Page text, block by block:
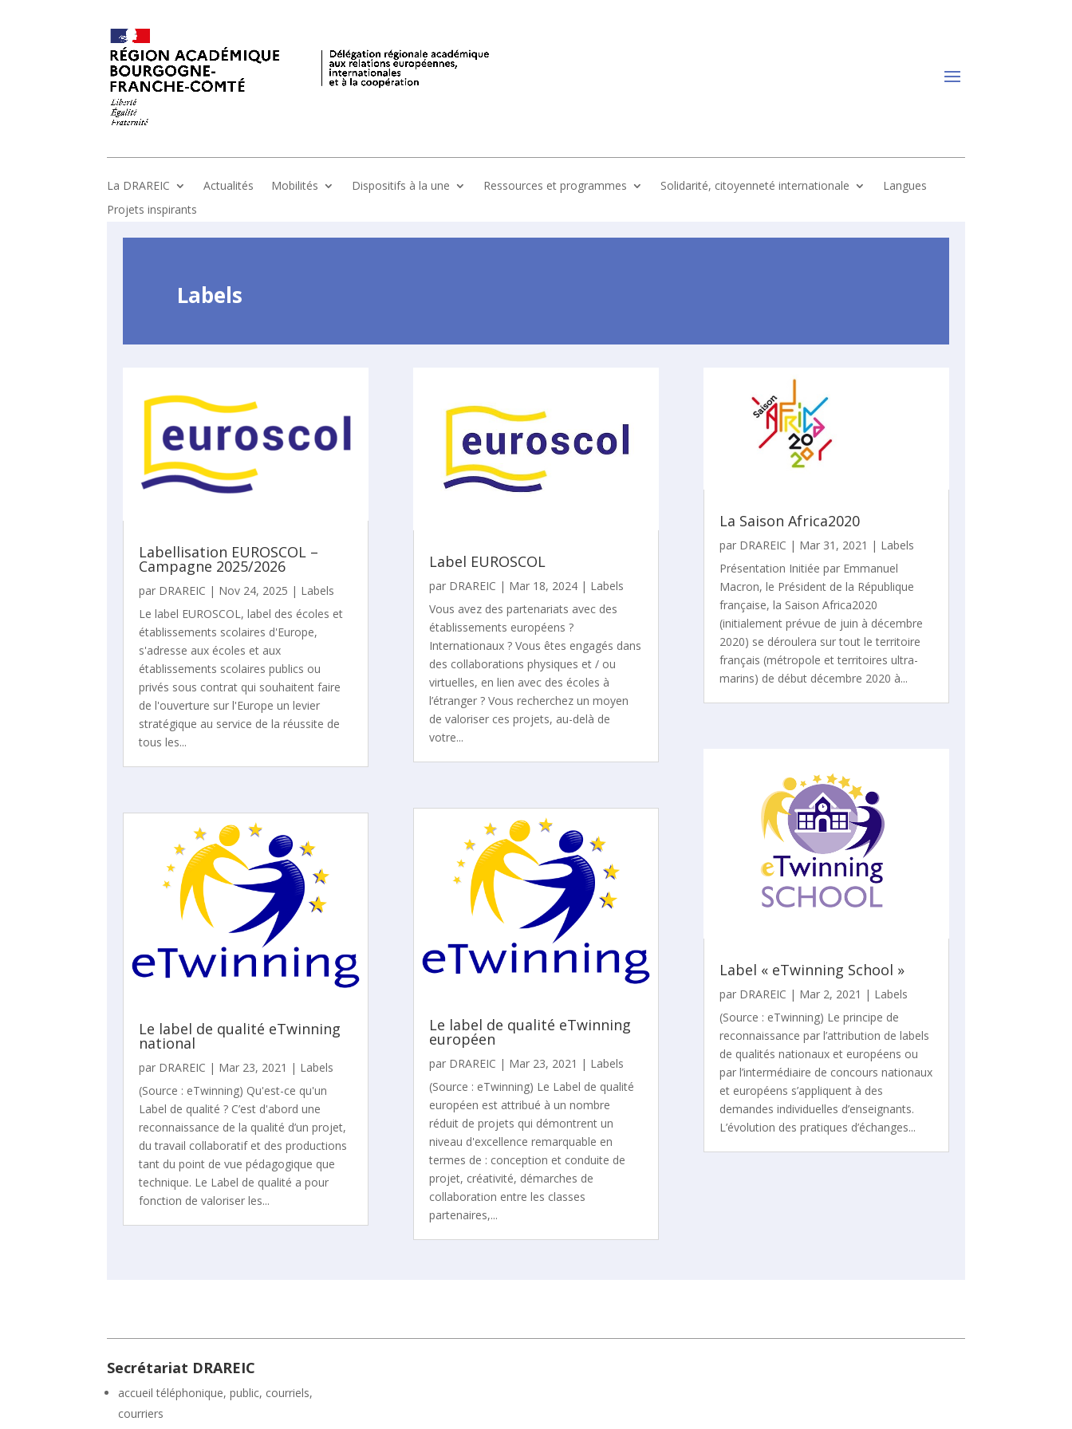
La DRAREIC Actualités Mobilités Dispositifs à la une Ressources et programmes Solidarité, citoyenneté internationale
Langues
Projets inspirants
Labels
Labellisation EUROSCOL –
Campagne 2025/2026
par DRAREIC | Nov 24, 2025 | Labels
Le label EUROSCOL, label des écoles et
établissements scolaires d'Europe,
s'adresse aux écoles et aux
établissements scolaires publics ou
privés sous contrat qui souhaitent faire
de l'ouverture sur l'Europe un levier
stratégique au service de la réussite de
tous les...
Le label de qualité eTwinning
national
par DRAREIC | Mar 23, 2021 | Labels
(Source : eTwinning) Qu'est-ce qu'un
Label de qualité ? C’est d'abord une
reconnaissance de la qualité d’un projet,
du travail collaboratif et des productions
tant du point de vue pédagogique que
technique. Le Label de qualité a pour
fonction de valoriser les...
Label EUROSCOL
par DRAREIC | Mar 18, 2024 | Labels
Vous avez des partenariats avec des
établissements européens ?
Internationaux ? Vous êtes engagés dans
des collaborations physiques et / ou
virtuelles, en lien avec des écoles à
l’étranger ? Vous recherchez un moyen
de valoriser ces projets, au-delà de
votre...
Le label de qualité eTwinning
européen
par DRAREIC | Mar 23, 2021 | Labels
(Source : eTwinning) Le Label de qualité
européen est attribué à un nombre
réduit de projets qui démontrent un
niveau d'excellence remarquable en
termes de : conception et conduite de
projet, créativité, démarches de
collaboration entre les classes
partenaires,...
La Saison Africa2020
par DRAREIC | Mar 31, 2021 | Labels
Présentation Initiée par Emmanuel
Macron, le Président de la République
française, la Saison Africa2020
(initialement prévue de juin à décembre
2020) se déroulera sur tout le territoire
français (métropole et territoires ultra-
marins) de début décembre 2020 à...
Label « eTwinning School »
par DRAREIC | Mar 2, 2021 | Labels
(Source : eTwinning) Le principe de
reconnaissance par l’attribution de labels
de qualités nationaux et européens ou
par l’intermédiaire de concours nationaux
et européens s’appliquent à des
demandes individuelles d’enseignants.
L’évolution des pratiques d’échanges...
Secrétariat DRAREIC
accueil téléphonique, public, courriels,
courriers